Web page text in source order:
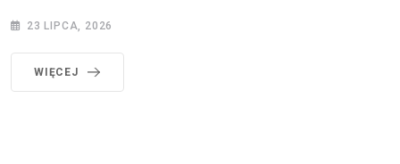
23 LIPCA, 2026
WIĘCEJ